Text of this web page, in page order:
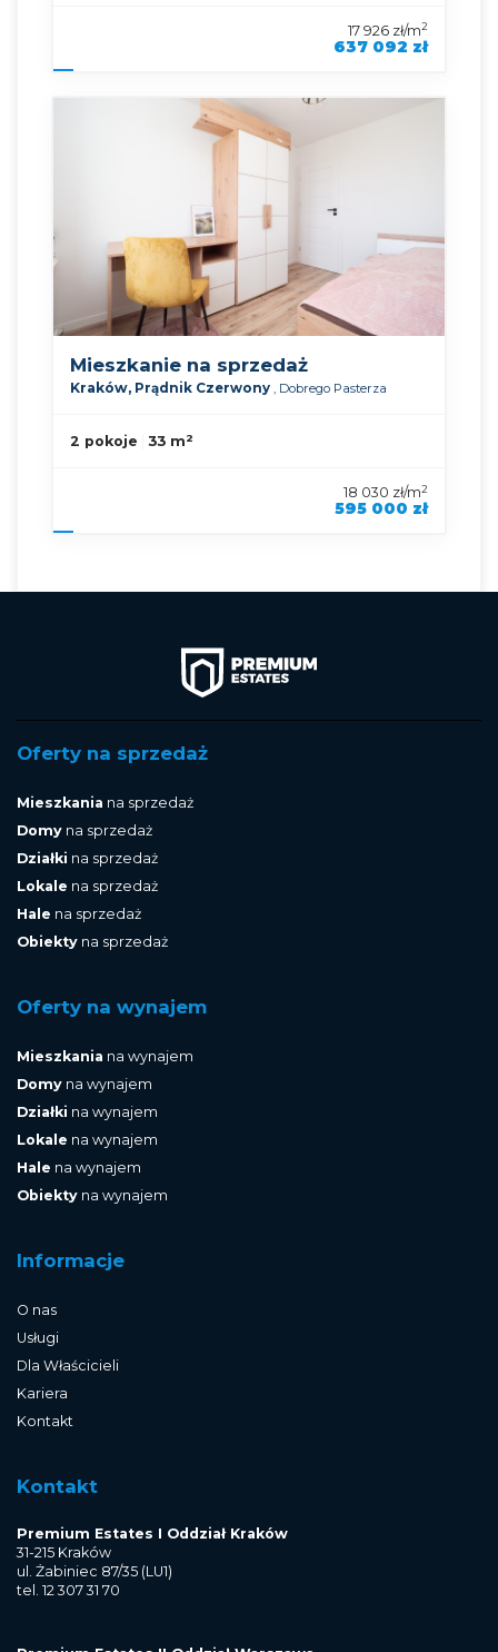
symbol oferty
17 926 zł/m2
637 092 zł
symbol oferty
Mieszkanie na sprzedaż
Kraków, Prądnik Czerwony , Dobrego Pasterza
2 pokoje 33 m2
18 030 zł/m2
595 000 zł
Oferty na sprzedaż
Mieszkania na sprzedaż
Domy na sprzedaż
Działki na sprzedaż
Lokale na sprzedaż
Hale na sprzedaż
Obiekty na sprzedaż
Oferty na wynajem
Mieszkania na wynajem
Domy na wynajem
Działki na wynajem
Lokale na wynajem
Hale na wynajem
Obiekty na wynajem
Informacje
O nas
Usługi
Dla Właścicieli
Kariera
Kontakt
Kontakt
Premium Estates I Oddział Kraków
31-215 Kraków
ul. Żabiniec 87/35 (LU1)
tel. 12 307 31 70